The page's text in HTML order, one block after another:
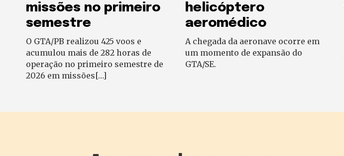
missões no primeiro
semestre
O GTA/PB realizou 425 voos e
acumulou mais de 282 horas de
operação no primeiro semestre de
2026 em missões[…]
helicóptero
aeromédico
A chegada da aeronave ocorre em
um momento de expansão do
GTA/SE.